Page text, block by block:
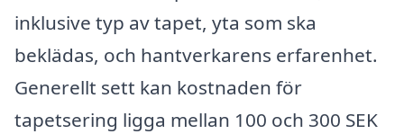
inklusive typ av tapet, yta som ska
beklädas, och hantverkarens erfarenhet.
Generellt sett kan kostnaden för
tapetsering ligga mellan 100 och 300 SEK